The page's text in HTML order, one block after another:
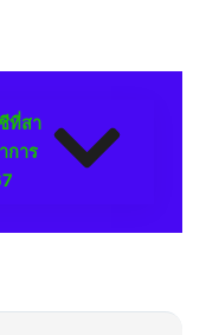
ที่สา
การ